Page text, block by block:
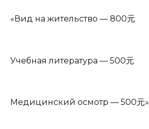
«Вид на жительство — 800元
Учебная литература — 500元
Медицинский осмотр — 500元»